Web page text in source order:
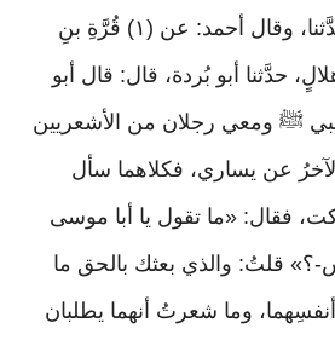
سعيدٍ - قال مُسَدَّدٌ: حدَّثنا، وقال أحمد: عن (١) قُرَّةِ بنِ
حدَّثنا أبو بُردة، قال: قال أبو
ﷺ ومعي رجلان من الأشعريين
عن يساري، فكلاهما سأل
فقال: «ما تقول يا أبا موسى
؟» قلتُ: والذي بعثك بالحق ما
وما شعرتُ أنهما يطلبان